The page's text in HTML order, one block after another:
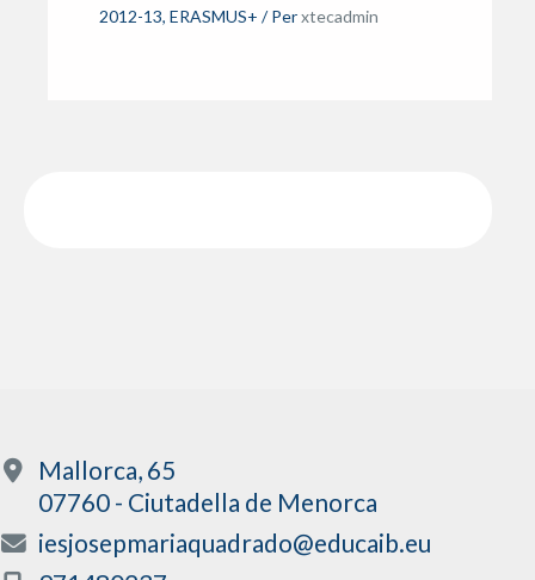
2012-13, ERASMUS+ / Per xtecadmin
Mallorca, 65
07760 - Ciutadella de Menorca
iesjosepmariaquadrado@educaib.eu